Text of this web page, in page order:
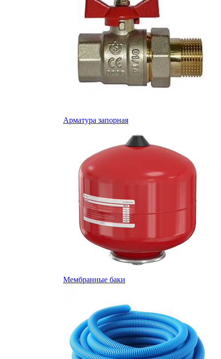
Арматура запорная
Мембранные баки